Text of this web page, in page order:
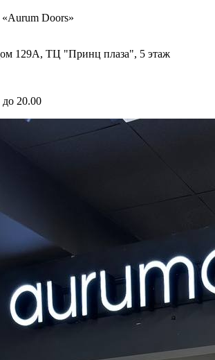
Doors»
129А, ТЦ "Принц плаза", 5 этаж
20.00